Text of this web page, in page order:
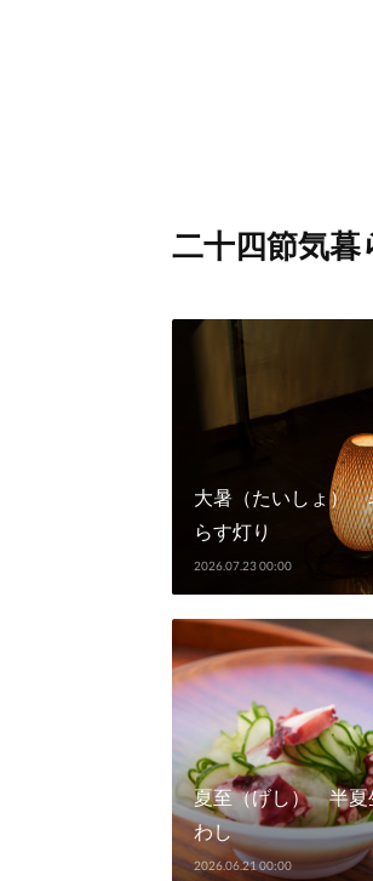
二十四節気
大暑（たいしょ）
らす灯り
2026.07.23 00:00
夏至（げし） 半夏
わし
2026.06.21 00:00